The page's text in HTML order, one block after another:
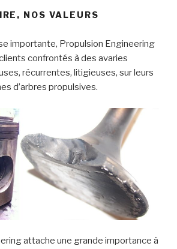
NOS VALEURS
importante, Propulsion Engineering
confrontés à des avaries
récurrentes, litigieuses, sur leurs
d’arbres propulsives.
attache une grande importance à